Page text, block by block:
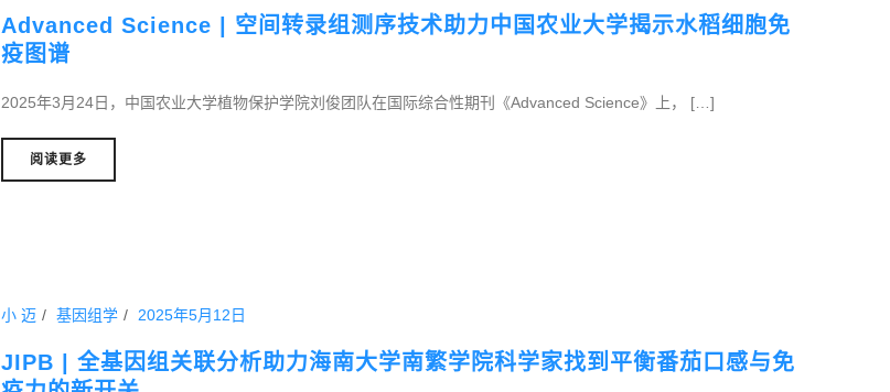
Advanced Science | 空间转录组测序技术助力中国农业大学揭示水稻细胞免
疫图谱
2025年3月24日，中国农业大学植物保护学院刘俊团队在国际综合性期刊《Advanced Science》上， […]
阅读更多
小 迈 基因组学 2025年5月12日
JIPB | 全基因组关联分析助力海南大学南繁学院科学家找到平衡番茄口感与免